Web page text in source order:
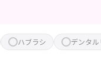
ハブラシ デンタ